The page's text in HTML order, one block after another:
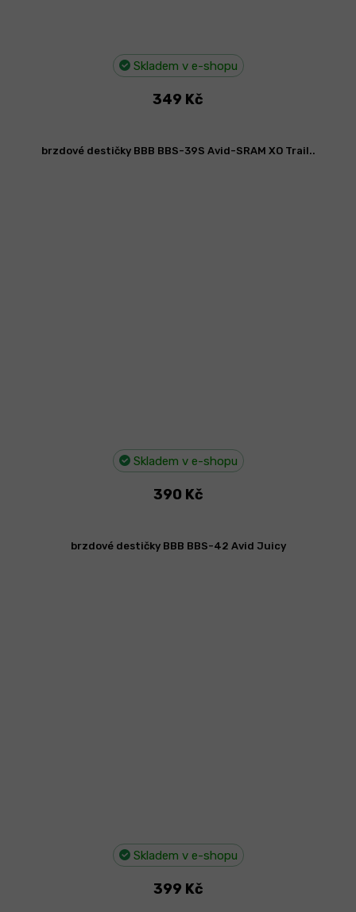
Skladem v e-shopu
349 Kč
brzdové destičky BBB BBS-39S Avid-SRAM XO Trail..
Skladem v e-shopu
390 Kč
brzdové destičky BBB BBS-42 Avid Juicy
Skladem v e-shopu
399 Kč